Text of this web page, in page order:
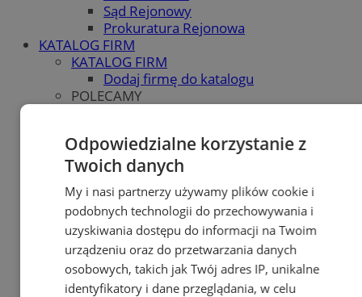
Sąd Rejonowy
Prokuratura Rejonowa
KATALOG FIRM
KATALOG FIRM
Dodaj firmę do katalogu
POLECAMY
OGŁOSZENIA
OGŁOSZENIA
Dodaj ogłoszenie
POLECAMY
Protocol IT
Pracuj.pl - praca w Zabrzu
Praca Zabrze
REKLAMA
WSPÓŁPRACA
Odpowiedzialne korzystanie z
Twoich danych
My i nasi partnerzy używamy plików cookie i
podobnych technologii do przechowywania i
uzyskiwania dostępu do informacji na Twoim
urządzeniu oraz do przetwarzania danych
osobowych, takich jak Twój adres IP, unikalne
identyfikatory i dane przeglądania, w celu